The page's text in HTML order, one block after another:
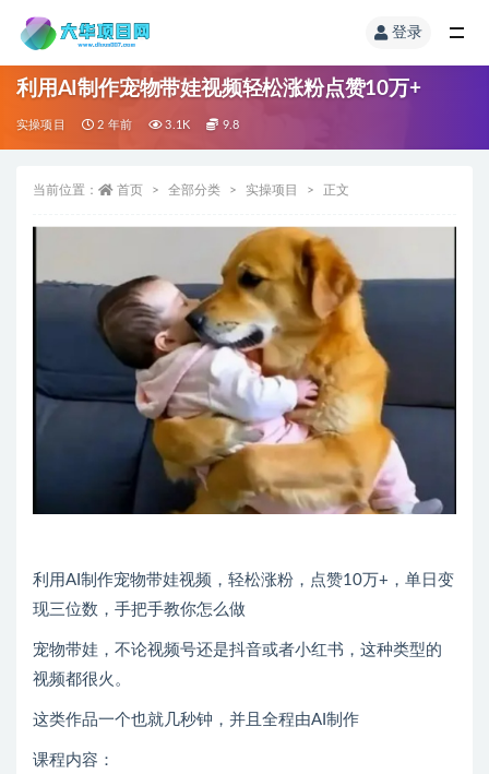
登录
利用AI制作宠物带娃视频轻松涨粉点赞10万+
实操项目 2 年前 3.1K 9.8
当前位置： 首页 全部分类 实操项目 正文
利用AI制作宠物带娃视频，轻松涨粉，点赞10万+，单日变
现三位数，手把手教你怎么做
宠物带娃，不论视频号还是抖音或者小红书，这种类型的
视频都很火。
这类作品一个也就几秒钟，并且全程由AI制作
课程内容：